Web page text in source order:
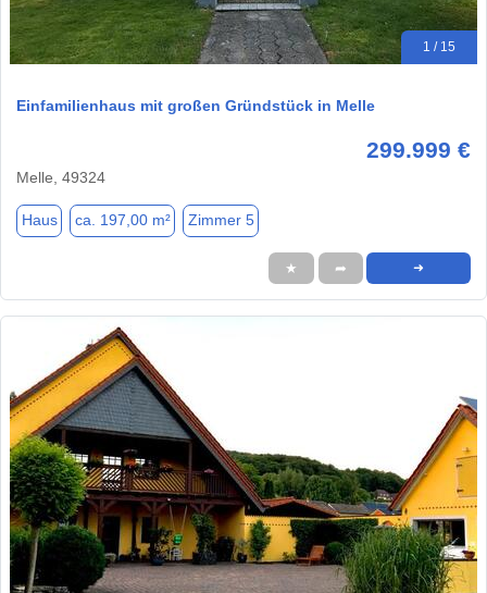
1 / 15
Einfamilienhaus mit großen Gründstück in Melle
299.999 €
Melle, 49324
Haus ca. 197,00 m² Zimmer 5
★ ➦ ➜